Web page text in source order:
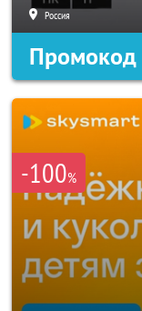
Россия
Промокод
-100%